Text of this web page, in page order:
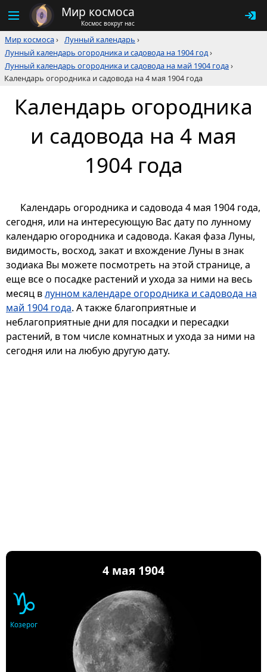
Мир космоса
Космос вокруг нас
Мир космоса› Лунный календарь ›
Лунный календарь огородника и садовода на 1904 год›
Лунный календарь огородника и садовода на май 1904 года›
Календарь огородника и садовода на 4 мая 1904 года
Календарь огородника
и садовода на 4 мая
1904 года
Календарь огородника и садовода 4 мая 1904 года,
сегодня, или на интересующую Вас дату по лунному
календарю огородника и садовода. Какая фаза Луны,
видимость, восход, закат и вхождение Луны в знак
зодиака Вы можете посмотреть на этой странице, а
еще все о посадке растений и ухода за ними на весь
месяц влунном календаре огородника и садовода на
май 1904 года. А также благоприятные и
неблагоприятные дни для посадки и пересадки
растений, в том числе комнатных и ухода за ними на
сегодня или на любую другую дату.
4 мая 1904
♑
Козерог